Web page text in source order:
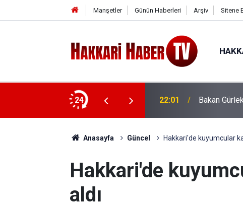
Manşetler Günün Haberleri Arşiv Sitene
24 22:01 Bakan
Anasayfa Güncel Hakkari'de kuyumcular
Hakkari'de
aldı